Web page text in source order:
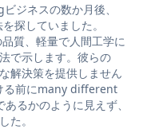
ジネスの数か月後、
探していました。
質、軽量で人間工学に
で示します。彼らの
解決策を提供しません
る前にmany different
るかのように見えず、
た。